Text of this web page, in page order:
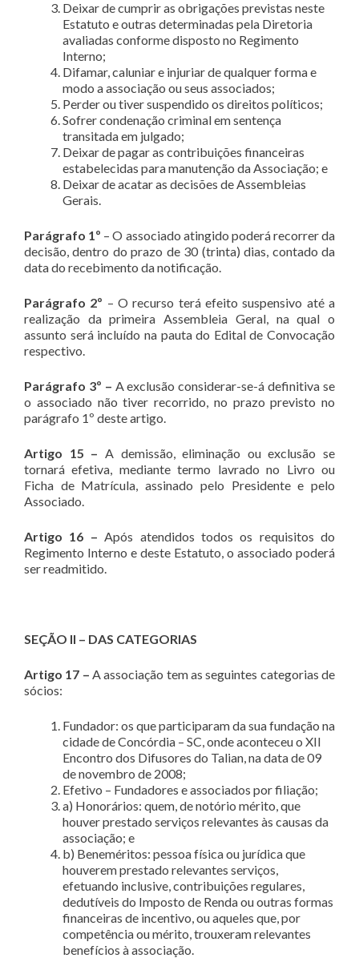
Deixar de cumprir as obrigações previstas neste
Estatuto e outras determinadas pela Diretoria
avaliadas conforme disposto no Regimento
Interno;
Difamar, caluniar e injuriar de qualquer forma e
modo a associação ou seus associados;
Perder ou tiver suspendido os direitos políticos;
Sofrer condenação criminal em sentença
transitada em julgado;
Deixar de pagar as contribuições financeiras
estabelecidas para manutenção da Associação; e
Deixar de acatar as decisões de Assembleias
Gerais.
Parágrafo 1º – O associado atingido poderá recorrer da
decisão, dentro do prazo de 30 (trinta) dias, contado da
data do recebimento da notificação.
Parágrafo 2º – O recurso terá efeito suspensivo até a
realização da primeira Assembleia Geral, na qual o
assunto será incluído na pauta do Edital de Convocação
respectivo.
Parágrafo 3º – A exclusão considerar-se-á definitiva se
o associado não tiver recorrido, no prazo previsto no
parágrafo 1º deste artigo.
Artigo 15 – A demissão, eliminação ou exclusão se
tornará efetiva, mediante termo lavrado no Livro ou
Ficha de Matrícula, assinado pelo Presidente e pelo
Associado.
Artigo 16 – Após atendidos todos os requisitos do
Regimento Interno e deste Estatuto, o associado poderá
ser readmitido.
SEÇÃO II – DAS CATEGORIAS
Artigo 17 – A associação tem as seguintes categorias de
sócios:
Fundador: os que participaram da sua fundação na
cidade de Concórdia – SC, onde aconteceu o XII
Encontro dos Difusores do Talian, na data de 09
de novembro de 2008;
Efetivo – Fundadores e associados por filiação;
a) Honorários: quem, de notório mérito, que
houver prestado serviços relevantes às causas da
associação; e
b) Beneméritos: pessoa física ou jurídica que
houverem prestado relevantes serviços,
efetuando inclusive, contribuições regulares,
dedutíveis do Imposto de Renda ou outras formas
financeiras de incentivo, ou aqueles que, por
competência ou mérito, trouxeram relevantes
benefícios à associação.